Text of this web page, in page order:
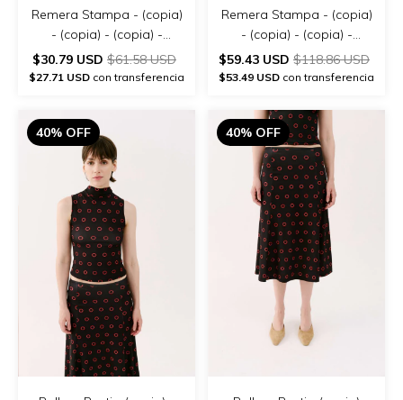
Remera Stampa - (copia)
- (copia) - (copia) -
(copia) - (copia) - (copia)
$30.79 USD $61.58 USD
$27.71 USD con transferencia
Remera Stampa - (copia)
- (copia) - (copia) -
(copia) - (copia) - (copia)
- (copia)
$59.43 USD $118.86 USD
$53.49 USD con transferencia
40% OFF 40% OFF